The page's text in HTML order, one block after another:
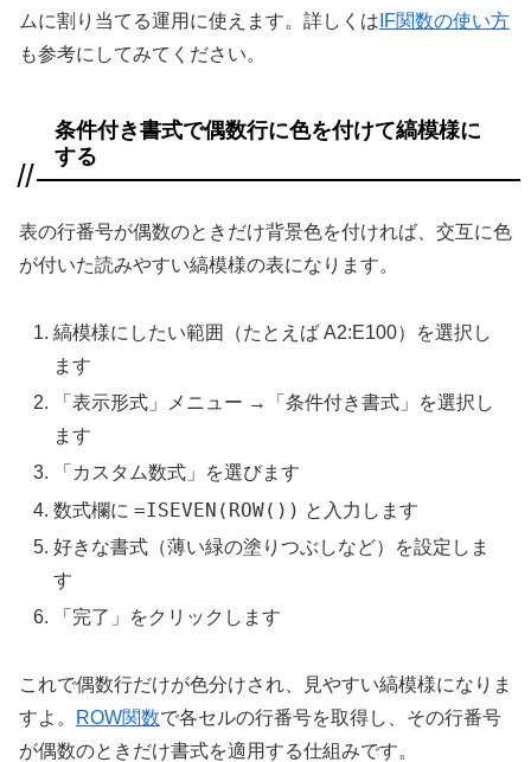
ムに割り当てる運用に使えます。詳しくは IF関数の使い方
も参考にしてみてください。
条件付き書式で偶数行に色を付けて縞模様に
する
表の行番号が偶数のときだけ背景色を付ければ、交互に色
が付いた読みやすい縞模様の表になります。
縞模様にしたい範囲（たとえば A2:E100）を選択し
ます
「表示形式」メニュー →「条件付き書式」を選択し
ます
「カスタム数式」を選びます
数式欄に=ISEVEN(ROW()) と入力します
好きな書式（薄い緑の塗りつぶしなど）を設定しま
す
「完了」をクリックします
これで偶数行だけが色分けされ、見やすい縞模様になりま
すよ。
ROW関数で各セルの行番号を取得し、その行番号
が偶数のときだけ書式を適用する仕組みです。